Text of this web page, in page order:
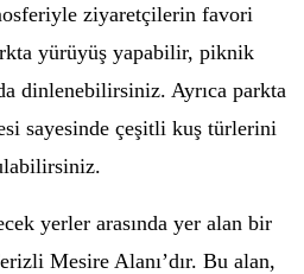
ziyaretçilerin favori
yürüyüş yapabilir, piknik
dinlenebilirsiniz. Ayrıca parkta
sayesinde çeşitli kuş türlerini
yerler arasında yer alan bir
Mesire Alanı’dır. Bu alan,